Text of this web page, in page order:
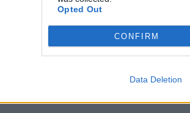
Opted Out
CONFIRM
Data Deletion